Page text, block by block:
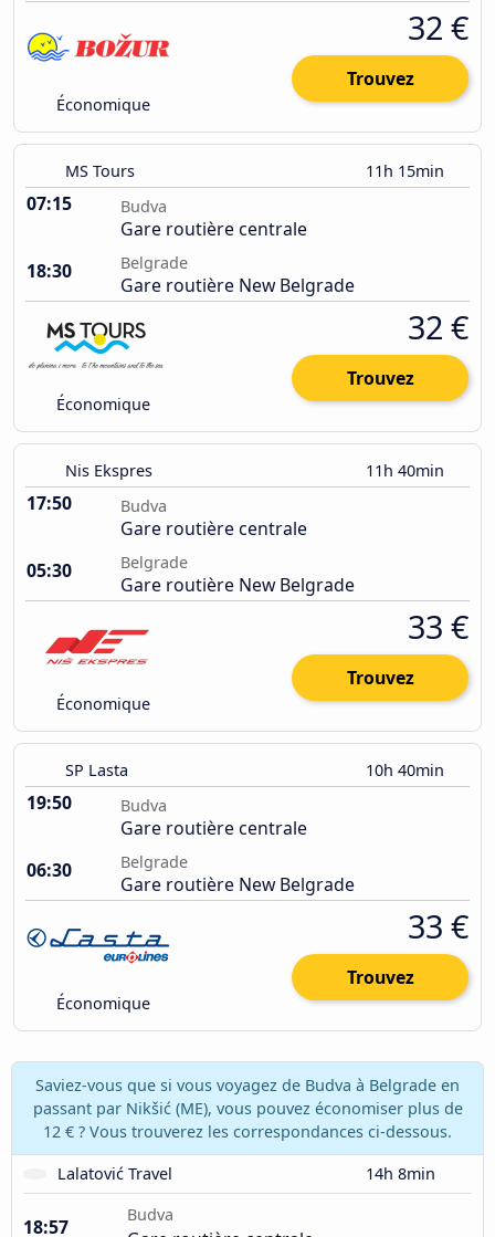
Économique
32 €
Trouvez
MS Tours 11h 15min
07:15 Budva
Gare routière centrale
18:30
Belgrade
Gare routière New Belgrade
Économique
32 €
Trouvez
Nis Ekspres 11h 40min
17:50 Budva
Gare routière centrale
05:30
Belgrade
Gare routière New Belgrade
Économique
33 €
Trouvez
SP Lasta 10h 40min
19:50 Budva
Gare routière centrale
06:30
Belgrade
Gare routière New Belgrade
Économique
33 €
Trouvez
Saviez-vous que si vous voyagez de Budva à Belgrade en
passant par Nikšić (ME), vous pouvez économiser plus de
12 € ? Vous trouverez les correspondances ci-dessous.
Lalatović Travel
14h 8min
18:57
Budva